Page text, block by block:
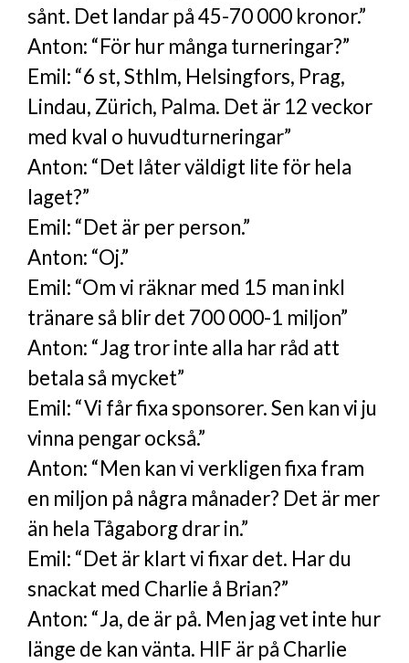
sånt. Det landar på 45-70 000 kronor.”
Anton: “För hur många turneringar?”
Emil: “6 st, Sthlm, Helsingfors, Prag,
Lindau, Zürich, Palma. Det är 12 veckor
med kval o huvudturneringar”
Anton: “Det låter väldigt lite för hela
laget?”
Emil: “Det är per person.”
Anton: “Oj.”
Emil: “Om vi räknar med 15 man inkl
tränare så blir det 700 000-1 miljon”
Anton: “Jag tror inte alla har råd att
betala så mycket”
Emil: “Vi får fixa sponsorer. Sen kan vi ju
vinna pengar också.”
Anton: “Men kan vi verkligen fixa fram
en miljon på några månader? Det är mer
än hela Tågaborg drar in.”
Emil: “Det är klart vi fixar det. Har du
snackat med Charlie å Brian?”
Anton: “Ja, de är på. Men jag vet inte hur
länge de kan vänta. HIF är på Charlie